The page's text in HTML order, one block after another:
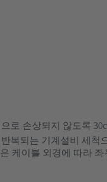
로 손상되지 않도록
복되는 기계설비 세척
케이블 외경에 따라